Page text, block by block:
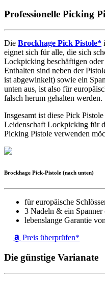
Professionelle Picking
Die Brockhage Pick Pistole*
eignet sich für alle, die sich
Lockpicking beschäftigen
Enthalten sind neben der
ist abgewinkelt) sowie ein
unten aus, ist also für
falsch herum gehalten werden.
Insgesamt ist diese Pick
Leidenschaft Lockpicking für
Picking Pistole verwenden
Brockhage Pick-Pistole (nach unten)
für europäische
3 Nadeln & ein Spanner
lebenslange Garantie
Preis überprüfen*
Die günstige Varianate